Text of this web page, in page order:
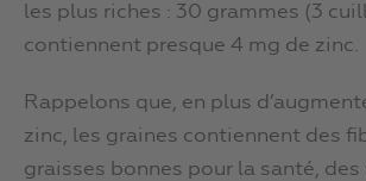
les plus riches : 30 grammes (3
contiennent presque 4 mg de zinc.
Rappelons que, en plus
zinc, les graines contiennent des
graisses bonnes pour la santé,